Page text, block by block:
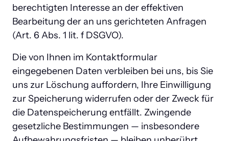
berechtigten Interesse an der effektiven
Bearbeitung der an uns gerichteten Anfragen
(Art. 6 Abs. 1 lit. f DSGVO).
Die von Ihnen im Kontaktformular
eingegebenen Daten verbleiben bei uns, bis Sie
uns zur Löschung auffordern, Ihre Einwilligung
zur Speicherung widerrufen oder der Zweck für
die Datenspeicherung entfällt. Zwingende
gesetzliche Bestimmungen — insbesondere